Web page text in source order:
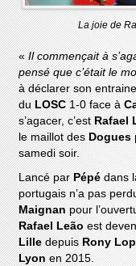
La joie de
«Il commençait à
pensé que c’était le
à déclarer son
duLOSC 1-0 face à
s’agacer, c’est Rafael
le maillot des Dogues
samedi soir.
Lancé par Pépédans
portugais n’a pas
Maignanpour
Rafael Leão est
Lilledepuis Rony
Lyonen 2015.